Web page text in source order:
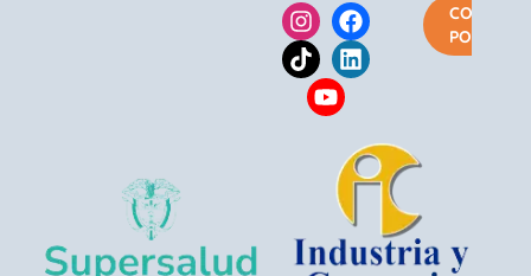
COMPRA
POR